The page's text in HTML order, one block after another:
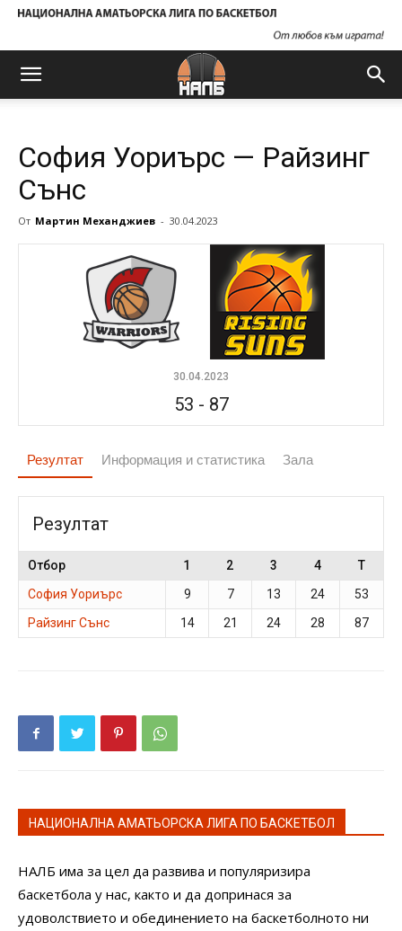
София Уориърс — Райзинг
Сънс
От Мартин Механджиев - 30.04.2023
30.04.2023
53 - 87
Резултат Информация и статистика Зала
Резултат
Отбор 1 2 3 4
T
София Уориърс
9 7 13 24
53
Райзинг Сънс
14 21 24 28 87
НАЦИОНАЛНА АМАТЬОРСКА ЛИГА ПО БАСКЕТБОЛ
НАЛБ има за цел да развива и популяризира
баскетбола у нас, както и да допринася за
удоволствието и обединението на баскетболното ни